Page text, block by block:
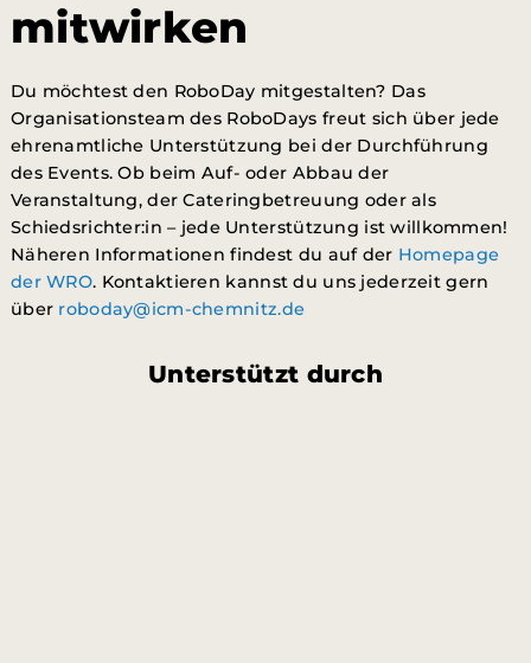
mitwirken
Du möchtest den RoboDay mitgestalten? Das
Organisationsteam des RoboDays freut sich über jede
ehrenamtliche Unterstützung bei der Durchführung
des Events. Ob beim Auf- oder Abbau der
Veranstaltung, der Cateringbetreuung oder als
Schiedsrichter:in – jede Unterstützung ist willkommen!
Näheren Informationen findest du auf der Homepage
der WRO. Kontaktieren kannst du uns jederzeit gern
über roboday@icm-chemnitz.de
Unterstützt durch